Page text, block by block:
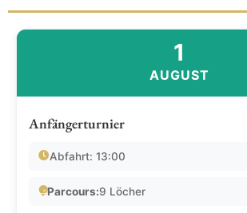
1
AUGUST
Anfängerturnier
Abfahrt: 13:00
Parcours:9 Löcher